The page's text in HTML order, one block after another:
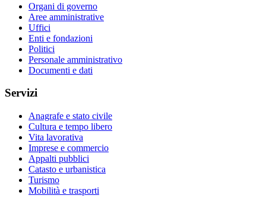
Organi di governo
Aree amministrative
Uffici
Enti e fondazioni
Politici
Personale amministrativo
Documenti e dati
Servizi
Anagrafe e stato civile
Cultura e tempo libero
Vita lavorativa
Imprese e commercio
Appalti pubblici
Catasto e urbanistica
Turismo
Mobilità e trasporti